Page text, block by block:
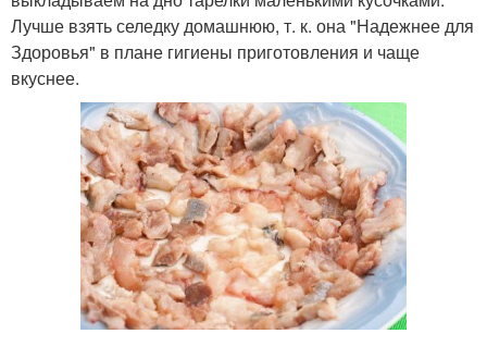
Лучше взять селедку домашнюю, т. к. она "Надежнее для
Здоровья" в плане гигиены приготовления и чаще
вкуснее.